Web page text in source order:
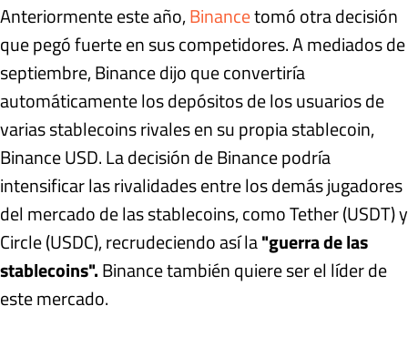
Anteriormente este año,Binancetomó otra decisión
que pegó fuerte en sus competidores. A mediados de
septiembre, Binance dijo que convertiría
automáticamente los depósitos de los usuarios de
varias stablecoins rivales en su propia stablecoin,
Binance USD. La decisión de Binance podría
intensificar las rivalidades entre los demás jugadores
del mercado de las stablecoins, como Tether (USDT) y
Circle (USDC), recrudeciendo así la"guerra de las
stablecoins".Binance también quiere ser el líder de
este mercado.